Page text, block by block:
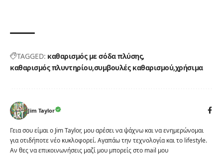
TAGGED: καθαρισμός με σόδα πλύσης
καθαρισμός πλυντηρίου συμβουλές καθαρισμούχρήσιμα
Jim Taylor
Γεια σου είμαι ο Jim Taylor, μου αρέσει να ψάχνω και να ενημερώνομαι
για οτιδήποτε νέο κυκλοφορεί. Αγαπάω την τεχνολογία και το lifestyle.
Αν θες να επικοινωνήσεις μαζί μου μπορείς στο mail μου